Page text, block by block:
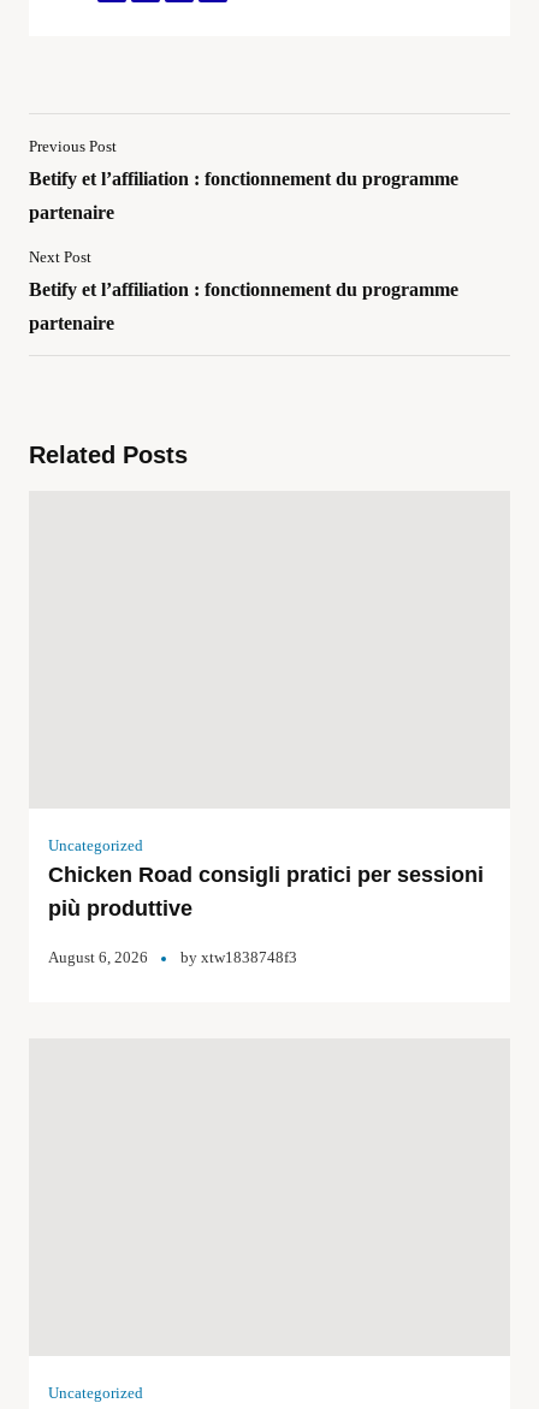
Previous Post
Betify et l’affiliation : fonctionnement du programme
partenaire
Next Post
Betify et l’affiliation : fonctionnement du programme
partenaire
Related Posts
Uncategorized
Chicken Road consigli pratici per sessioni
più produttive
August 6, 2026 by xtw1838748f3
Uncategorized